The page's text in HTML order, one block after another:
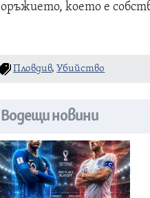
оръжието, което е
Пловдив, Убийство
Водещи новини